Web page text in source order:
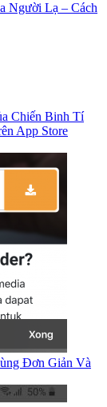
Người Lạ – Cách
Chiến Binh Tí
App Store
Đơn Giản Và